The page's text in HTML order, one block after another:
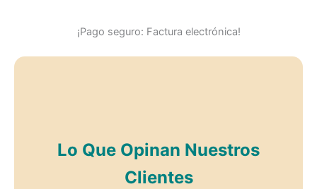
¡Pago seguro: Factura electrónica!
Lo Que Opinan Nuestros
Clientes